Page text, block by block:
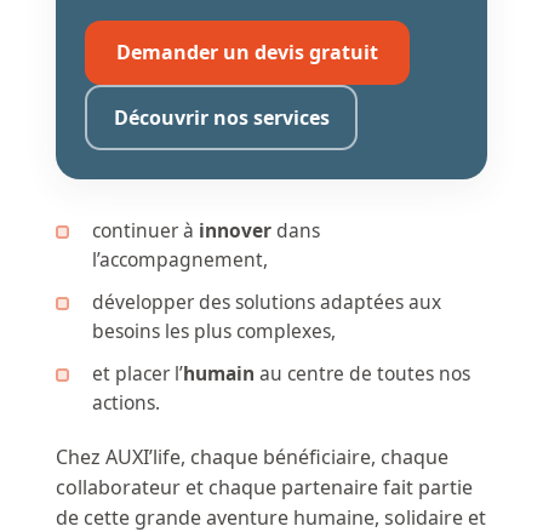
Demander un devis gratuit
Découvrir nos services
continuer à innover dans
l’accompagnement,
développer des solutions adaptées aux
besoins les plus complexes,
et placer l’humain au centre de toutes nos
actions.
Chez AUXI’life, chaque bénéficiaire, chaque
collaborateur et chaque partenaire fait partie
de cette grande aventure humaine, solidaire et